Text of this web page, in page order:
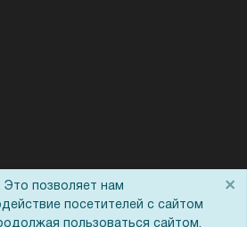
позволяет нам
посетителей с сайтом
пользоваться сайтом,
×
приложение при